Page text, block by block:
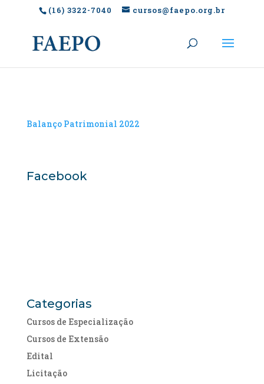
(16) 3322-7040 cursos@faepo.org.br
Balanço Patrimonial 2022
Facebook
Categorias
Cursos de Especialização
Cursos de Extensão
Edital
Licitação